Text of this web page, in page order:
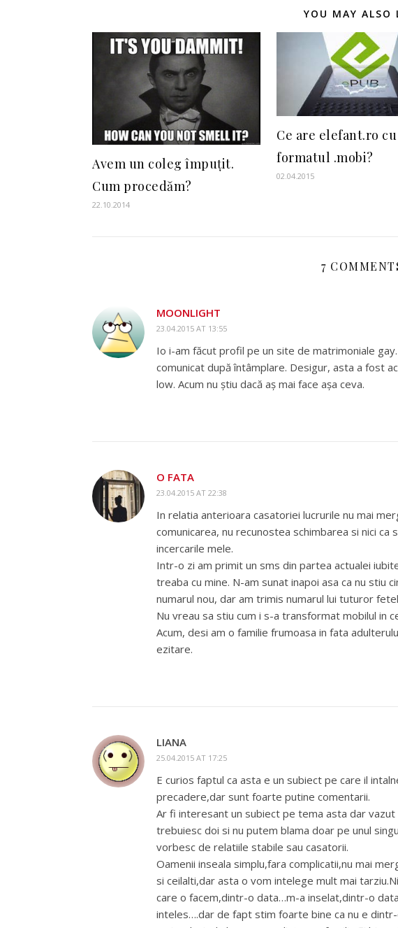
YOU MAY ALSO
Avem un coleg împuțit.
Cum procedăm?
22.10.2014
Ce are elefant.ro cu
formatul .mobi?
02.04.2015
7
MOONLIGHT
23.04.2015 AT 13:55
Io i-am făcut profil pe un site de matrimoniale
comunicat după întâmplare. Desigur, asta a fost
low. Acum nu știu dacă aș mai face așa ceva.
O FATA
23.04.2015 AT 22:38
In relatia anterioara casatoriei lucrurile nu mai
comunicarea, nu recunostea schimbarea si nici
incercarile mele.
Intr-o zi am primit un sms din partea actualei
treaba cu mine. N-am sunat inapoi asa ca nu stiu
numarul nou, dar am trimis numarul lui tuturor
Nu vreau sa stiu cum i s-a transformat mobilul in
Acum, desi am o familie frumoasa in fata
ezitare.
LIANA
25.04.2015 AT 17:25
E curios faptul ca asta e un subiect pe care il
precadere,dar sunt foarte putine comentarii.
Ar fi interesant un subiect pe tema asta dar
trebuiesc doi si nu putem blama doar pe unul
vorbesc de relatiile stabile sau casatorii.
Oamenii inseala simplu,fara complicatii,nu mai
si ceilalti,dar asta o vom intelege mult mai
care o facem,dintr-o data…m-a inselat,dintr-o
inteles….dar de fapt stim foarte bine ca nu e